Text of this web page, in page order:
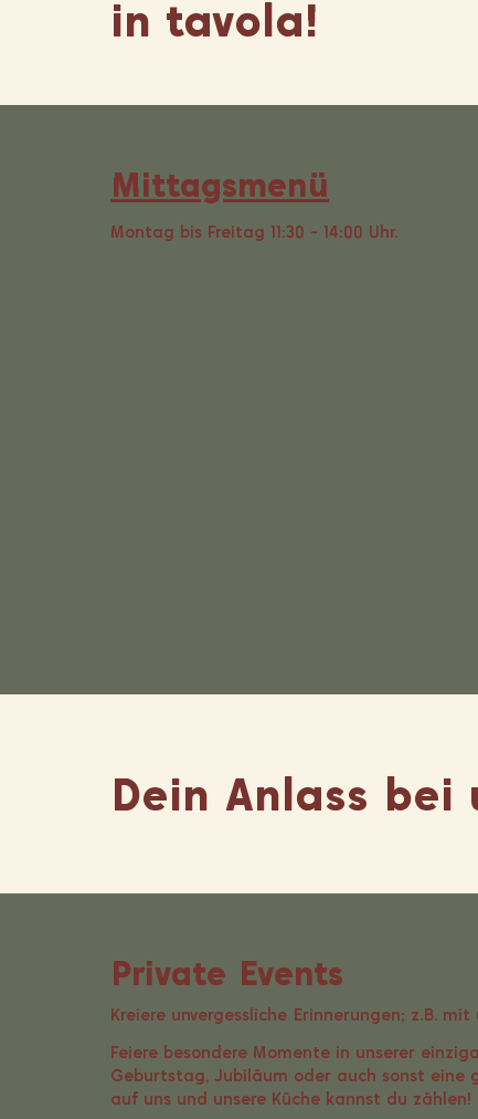
in tavola!
Mittagsmenü
Montag bis Freitag 11:30 - 14:00 Uhr.
Dein Anlass
Private Events
Kreiere unvergessliche Erinnerungen; z.B.
Feiere besondere Momente in unserer
Geburtstag, Jubiläum oder auch sonst eine
auf uns und unsere Küche kannst du zählen!